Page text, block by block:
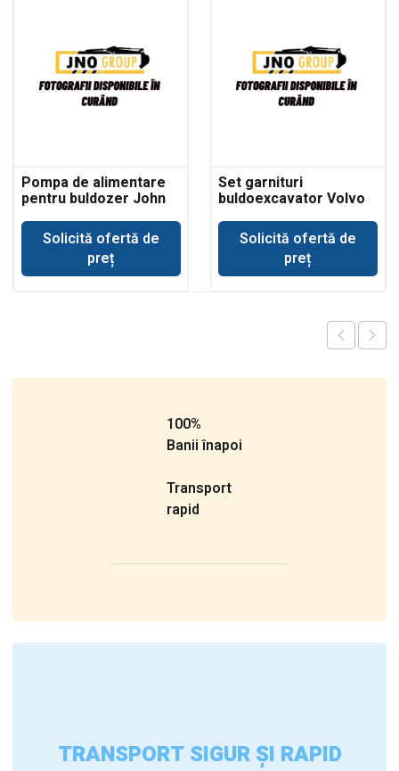
Pompa de alimentare
pentru buldozer John
Solicită ofertă de
preț
Set garnituri
buldoexcavator Volvo
cupa incarcare
Solicită ofertă de
preț
100%
Banii înapoi
Transport
rapid
TRANSPORT SIGUR ȘI RAPID